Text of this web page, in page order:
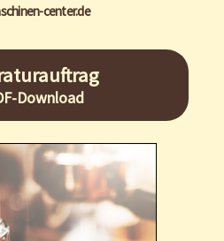
center.de
Download